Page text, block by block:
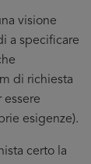
visione
a specificare
di richiesta
esigenze).
certo la